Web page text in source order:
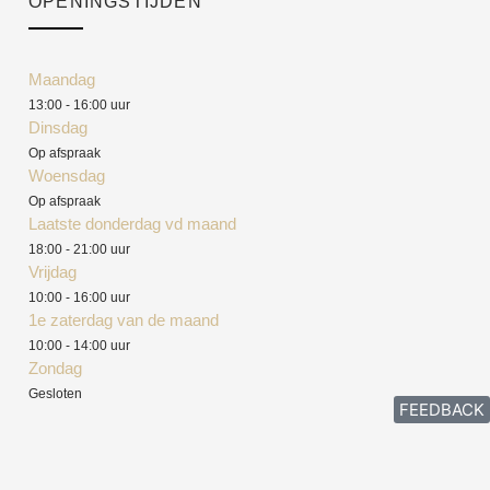
Maandag
13:00 - 16:00 uur
Dinsdag
Op afspraak
Woensdag
Op afspraak
Laatste donderdag vd maand
18:00 - 21:00 uur
Vrijdag
10:00 - 16:00 uur
1e zaterdag van de maand
10:00 - 14:00 uur
Zondag
Gesloten
FEEDBACK